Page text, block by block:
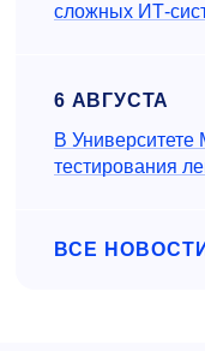
сложных ИТ-
6 АВГУСТА
В
тестирования
ВСЕ НОВОСТИ